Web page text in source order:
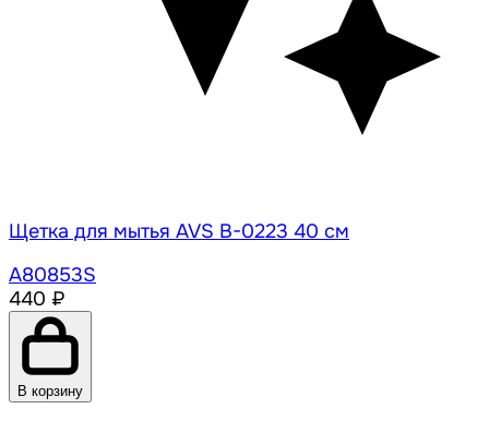
Щетка для мытья AVS B-0223 40 см
A80853S
440 ₽
В корзину